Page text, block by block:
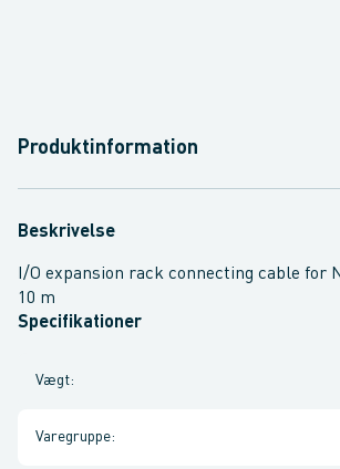
Produktinformation
Beskrivelse
I/O expansion rack connecting cable for
10 m
Specifikationer
Vægt:
Varegruppe: